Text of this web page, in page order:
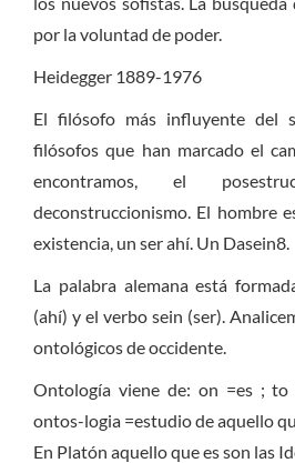
por la voluntad de poder.
Heidegger 1889-1976
El filósofo más influyente del
filósofos que han marcado el
encontramos, el
deconstruccionismo. El hombre
existencia, un ser ahí. Un Dasein8.
La palabra alemana está
(ahí) y el verbo sein (ser).
ontológicos de occidente.
Ontología viene de: on =es ;
ontos-logia =estudio de aquello
En Platón aquello que es son las